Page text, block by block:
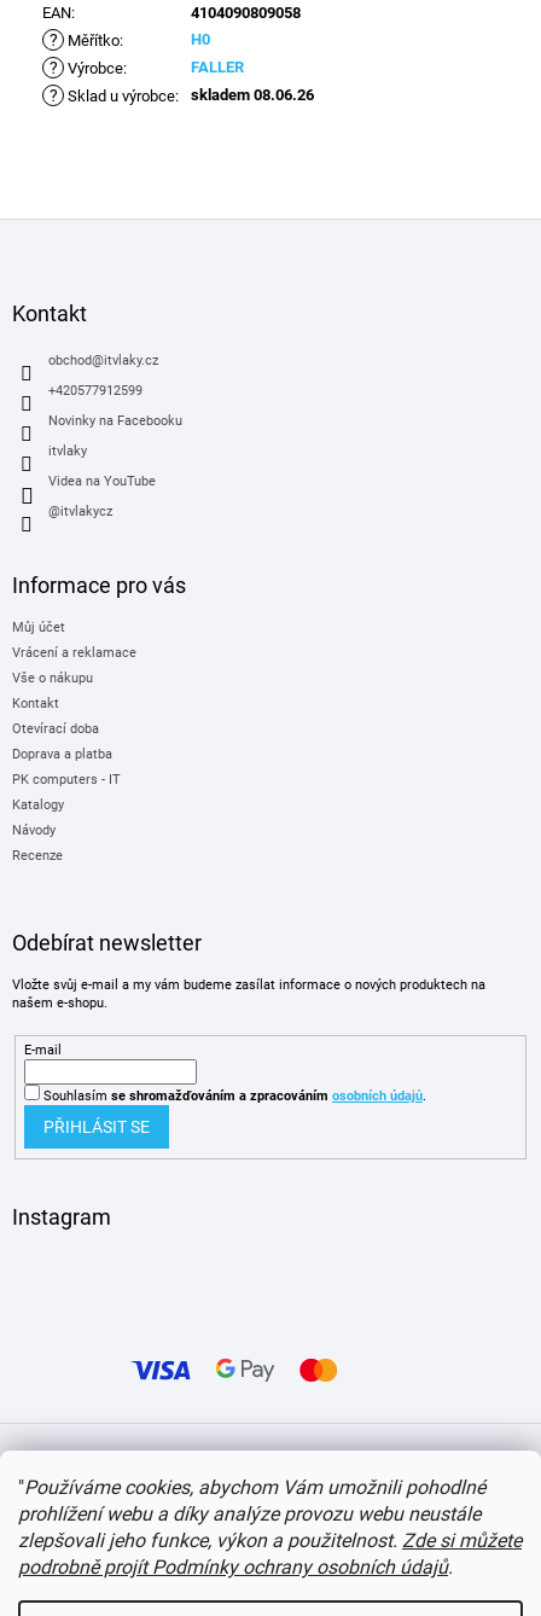
"Používáme cookies, abychom Vám umožnili pohodlné
prohlížení webu a díky analýze provozu webu neustále
zlepšovali jeho funkce, výkon a použitelnost. Zde si můžete
podrobně projít Podmínky ochrany osobních údajů.
EAN: 4104090809058
? Měřítko: H0
? Výrobce: FALLER
? Sklad u výrobce: skladem 08.06.26
Kontakt
obchod@itvlaky.cz
+420577912599
Novinky na Facebooku
itvlaky
Videa na YouTube
@itvlakycz
Informace pro vás
Můj účet
Vrácení a reklamace
Vše o nákupu
Kontakt
Otevírací doba
Doprava a platba
PK computers - IT
Katalogy
Návody
Recenze
Odebírat newsletter
Vložte svůj e-mail a my vám budeme zasílat informace o nových produktech na
našem e-shopu.
E-mail
Souhlasím se shromažďováním a zpracováním osobních údajů.
PŘIHLÁSIT SE
Instagram
Copyright 2026itvlaky.cz . Všechna práva vyhrazena. Upravit nastavení cookies